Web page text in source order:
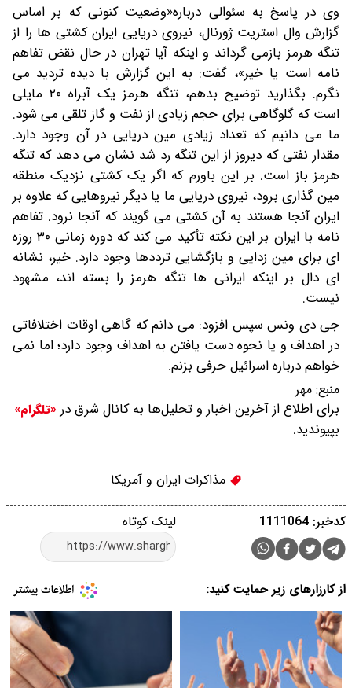
وی در پاسخ به سئوالی درباره«وضعیت کنونی که بر اساس
گزارش وال استریت ژورنال، نیروی دریایی ایران کشتی ها را از
تنگه هرمز بازمی گرداند و اینکه آیا تهران در حال نقض تفاهم
نامه است یا خیر»، گفت: به این گزارش با دیده تردید می
نگرم. بگذارید توضیح بدهم، تنگه هرمز یک آبراه ۲۰ مایلی
است که گلوگاهی برای حجم زیادی از نفت و گاز تلقی می شود.
ما می دانیم که تعداد زیادی مین دریایی در آن وجود دارد.
مقدار نفتی که دیروز از این تنگه رد شد نشان می دهد که تنگه
هرمز باز است. بر این باورم که اگر یک کشتی نزدیک منطقه
مین گذاری برود، نیروی دریایی ما یا دیگر نیروهایی که علاوه بر
ایران آنجا هستند به آن کشتی می گویند که آنجا نرود. تفاهم
نامه با ایران بر این نکته تأکید می کند که دوره زمانی ۳۰ روزه
ای برای مین زدایی و بازگشایی ترددها وجود دارد. خیر، نشانه
ای دال بر اینکه ایرانی ها تنگه هرمز را بسته اند، مشهود
نیست.
جی دی ونس سپس افزود: می دانم که گاهی اوقات اختلافاتی
در اهداف و یا نحوه دست یافتن به اهداف وجود دارد؛ اما نمی
خواهم درباره اسرائیل حرفی بزنم.
منبع: مهر
برای اطلاع از آخرین اخبار و تحلیل‌ها به کانال شرق در «تلگرام»
بپیوندید.
مذاکرات ایران و آمریکا
لینک کوتاه کدخبر: 1111064
از کارزارهای زیر حمایت کنید: